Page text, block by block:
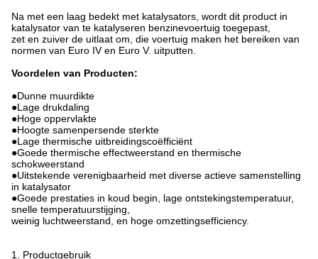
Na met een laag bedekt met katalysators, wordt dit product in
katalysator van te katalyseren benzinevoertuig toegepast,
zet en zuiver de uitlaat om, die voertuig maken het bereiken van
normen van Euro IV en Euro V. uitputten.
Voordelen van Producten:
●Dunne muurdikte
●Lage drukdaling
●Hoge oppervlakte
●Hoogte samenpersende sterkte
●Lage thermische uitbreidingscoëfficiënt
●Goede thermische effectweerstand en thermische
schokweerstand
●Uitstekende verenigbaarheid met diverse actieve samenstelling
in katalysator
●Goede prestaties in koud begin, lage ontstekingstemperatuur,
snelle temperatuurstijging,
weinig luchtweerstand, en hoge omzettingsefficiency.
1. Productgebruik